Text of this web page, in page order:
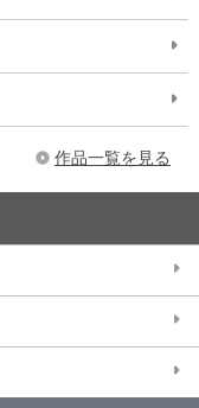
作品一覧を見る